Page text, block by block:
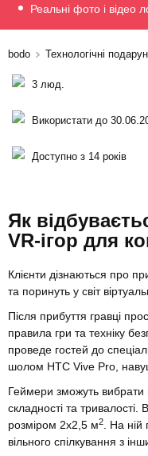
Реальні фото і відео
bodo Технологічні
3 люд.
Використати до
Доступно з 14 років
Як
VR-ігор для
Клієнти дізнаються про
та поринуть у світ
Після прибуття гравці
правила гри та техніку
проведе гостей до
шолом HTC Vive Pro,
Геймери зможуть вибрати
складності та
розміром 2х2,5 м2
. На
вільного спілкування з